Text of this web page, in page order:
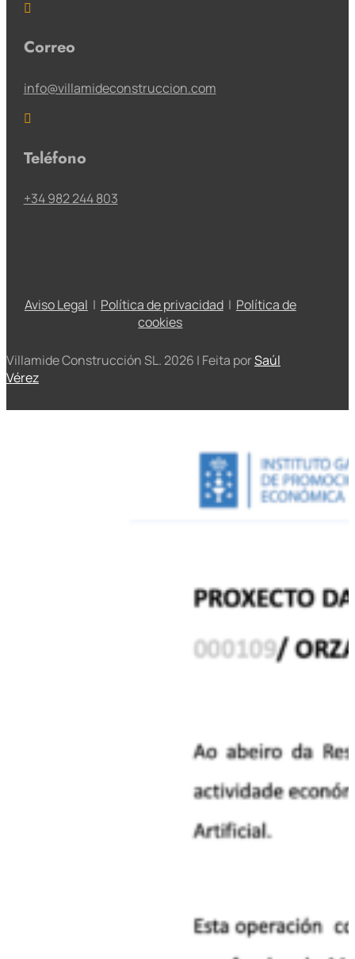

Correo
info@villamideconstruccion.com

Teléfono
+34 982 244 803
Aviso Legal | Política de privacidad| Política de
cookies
Villamide Construcción SL. 2026 | Feita porSaúl
Vérez